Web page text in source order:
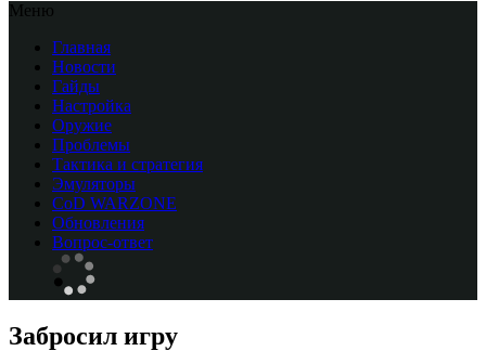
Меню
Главная
Новости
Гайды
Настройка
Оружие
Проблемы
Тактика и стратегия
Эмуляторы
CоD WARZONE
Обновления
Вопрос-ответ
Забросил игру